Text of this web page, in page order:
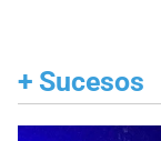
+ Sucesos